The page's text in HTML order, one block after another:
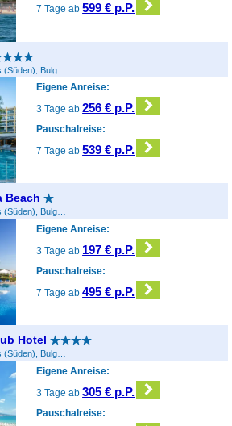
7 Tage ab599 € p.P.
Sonnenstrand, Burgas (Süden), Bulgarien
Eigene Anreise:
3 Tage ab256 € p.P.
Pauschalreise:
7 Tage ab539 € p.P.
Beach
Sonnenstrand, Burgas (Süden), Bulgarien
Eigene Anreise:
3 Tage ab 197 € p.P.
Pauschalreise:
7 Tage ab495 € p.P.
Hotel
Sonnenstrand, Burgas (Süden), Bulgarien
Eigene Anreise:
3 Tage ab305 € p.P.
Pauschalreise: